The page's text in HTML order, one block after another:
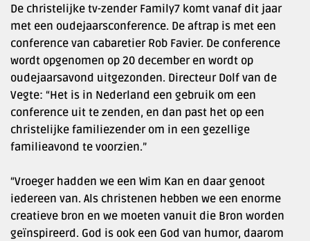
De christelijke tv-zender Family7 komt vanaf dit jaar
met een oudejaarsconference. De aftrap is met een
conference van cabaretier Rob Favier. De conference
wordt opgenomen op 20 december en wordt op
oudejaarsavond uitgezonden. Directeur Dolf van de
Vegte: “Het is in Nederland een gebruik om een
conference uit te zenden, en dan past het op een
christelijke familiezender om in een gezellige
familieavond te voorzien.”
“Vroeger hadden we een Wim Kan en daar genoot
iedereen van. Als christenen hebben we een enorme
creatieve bron en we moeten vanuit die Bron worden
geïnspireerd. God is ook een God van humor, daarom